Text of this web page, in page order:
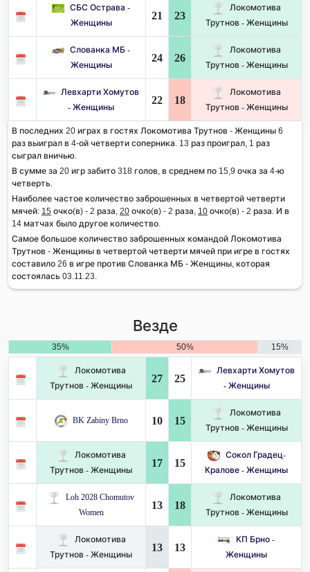
СБС Острава -
Женщины
21 23
Локомотива
Трутнов - Женщины
Слованка МБ -
Женщины
24 26
Локомотива
Трутнов - Женщины
Левхарти Хомутов
- Женщины
22 18
Локомотива
Трутнов - Женщины
В последних 20 играх в гостях Локомотива Трутнов - Женщины 6
раз выиграл в 4-ой четверти соперника. 13 раз проиграл, 1 раз
сыграл вничью.
В сумме за 20 игр забито 318 голов, в среднем по 15,9 очка за 4-ю
четверть.
Наиболее частое количество заброшенных в четвертой четверти
мячей: 15 очко(в) - 2 раза, 20 очко(в) - 2 раза, 10 очко(в) - 2 раза. И в
14 матчах было другое количество.
Самое большое количество заброшенных командой Локомотива
Трутнов - Женщины в четвертой четверти мячей при игре в гостях
составило 26 в игре против Слованка МБ - Женщины, которая
состоялась 03.11.23.
Везде
35% 50% 15%
Локомотива
Трутнов - Женщины
27 25
Левхарти Хомутов
- Женщины
BK Zabiny Brno 10 15
Локомотива
Трутнов - Женщины
Локомотива
Трутнов - Женщины
17 15
Сокол Градец-
Кралове - Женщины
Loh 2028 Chomutov
Women
13 18
Локомотива
Трутнов - Женщины
Локомотива
Трутнов - Женщины
13 13
КП Брно -
Женщины